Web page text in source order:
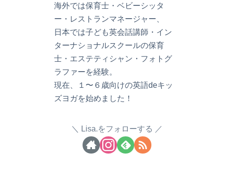
海外では保育士・ベビーシッタ
ー・レストランマネージャー、
日本では子ども英会話講師・イン
ターナショナルスクールの保育
士・エステティシャン・フォトグ
ラファーを経験。
現在、１〜６歳向けの英語deキッ
ズヨガを始めました！
Lisa.をフォローする